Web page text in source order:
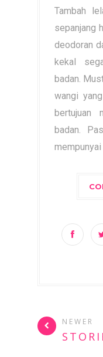
Tambah
sepanjang
deodoran
kekal
badan.
wangi
bertujuan
badan.
mempunyai
NEWER